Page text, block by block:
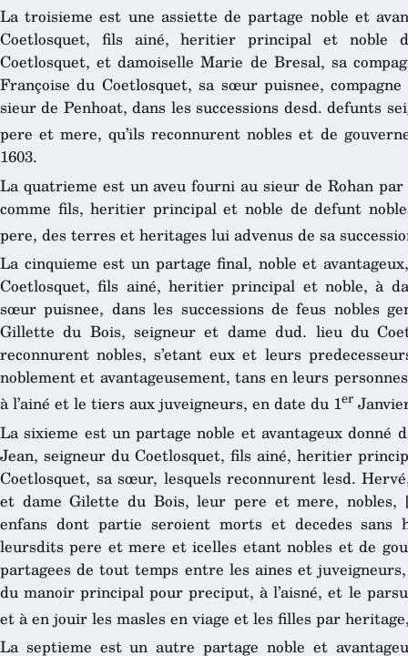
La troisieme est une assiette de partage noble et
Coetlosquet, fils ainé, heritier principal et noble
Coetlosquet, et damoiselle Marie de Bresal, sa
Françoise du Coetlosquet, sa sœur puisnee, compagne
sieur de Penhoat, dans les successions desd. defunts
pere et mere, qu’ils reconnurent nobles et de
1603.
La quatrieme est un aveu fourni au sieur de Rohan
comme fils, heritier principal et noble de defunt
pere, des terres et heritages lui advenus de sa
La cinquieme est un partage final, noble et
Coetlosquet, fils ainé, heritier principal et noble, à
sœur puisnee, dans les successions de feus nobles
Gillette du Bois, seigneur et dame dud. lieu du
reconnurent nobles, s’etant eux et leurs
noblement et avantageusement, tans en leurs
à l’ainé et le tiers aux juveigneurs, en date du 1er
La sixieme est un partage noble et avantageux donné
Jean, seigneur du Coetlosquet, fils ainé, heritier
Coetlosquet, sa sœur, lesquels reconnurent lesd.
et dame Gilette du Bois, leur pere et mere, nobles,
enfans dont partie seroient morts et decedes sans
leursdits pere et mere et icelles etant nobles et de
partagees de tout temps entre les aines et
du manoir principal pour preciput, à l’aisné, et le
et à en jouir les masles en viage et les filles par
La septieme est un autre partage noble et